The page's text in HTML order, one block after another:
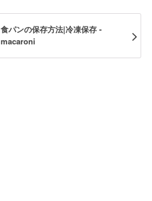
食パンの保存方法|冷凍保存 -
macaroni